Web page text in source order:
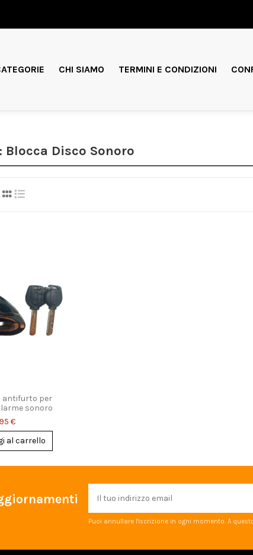
CHI SIAMO TERMINI E CONDIZIONI
Blocca Disco Sonoro
antifurto per
sonoro
€
al carrello
Puoi annullare l'iscrizione in ogni momento. A